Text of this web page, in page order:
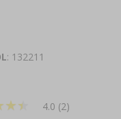
: 132211
★★
★★ 4.0 (2)